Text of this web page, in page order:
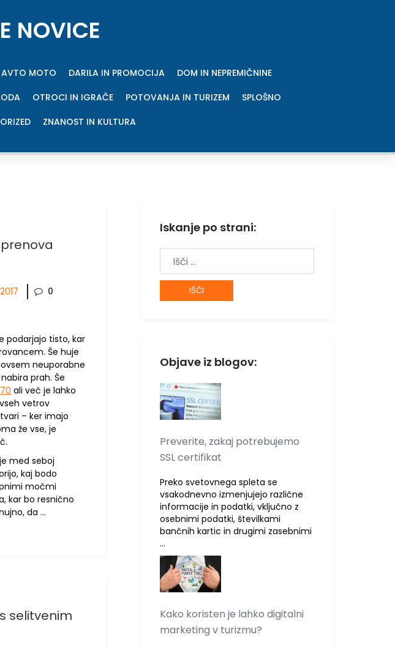
NOVICE
AVTO MOTO DARILA IN PROMOCIJA
DOM IN NEPREMIČNINE
OTROCI IN IGRAČE POTOVANJA IN TURIZEM
SPLOŠNO
ZNANOST IN KULTURA
0
podarjajo tisto, kar
Še huje
neuporabne
prah. Še
ali več je lahko
vetrov
– ker imajo
že vse, je
med seboj
kaj bodo
močmi
kar bo resnično
da …
selitvenim
Iskanje po strani:
Išči:
Objave iz blogov:
Preverite, zakaj potrebujemo
SSL certifikat
Preko svetovnega spleta se
vsakodnevno izmenjujejo različne
informacije in podatki, vključno z
osebnimi podatki, številkami
bančnih kartic in drugimi zasebnimi
…
Kako koristen je lahko digitalni
marketing v turizmu?